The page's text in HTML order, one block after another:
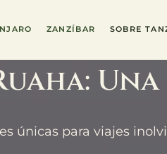
ZANZÍBAR SOBRE
únicas para viajes